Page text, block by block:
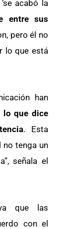
acabó la
entre sus
pero él no
lo que está
han
lo que dice
. Esta
no tenga un
señala el
que las
con el